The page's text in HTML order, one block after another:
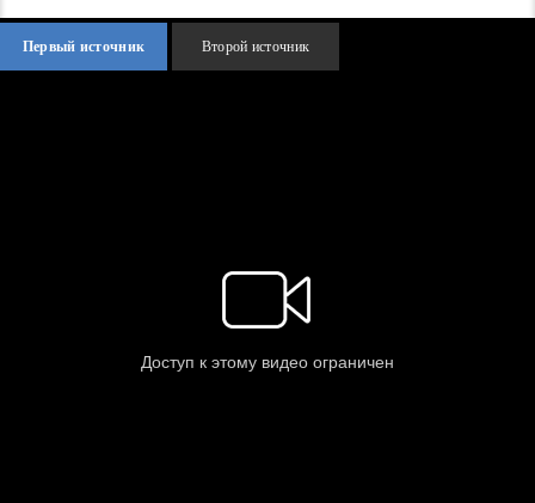
Первый источник Второй источник